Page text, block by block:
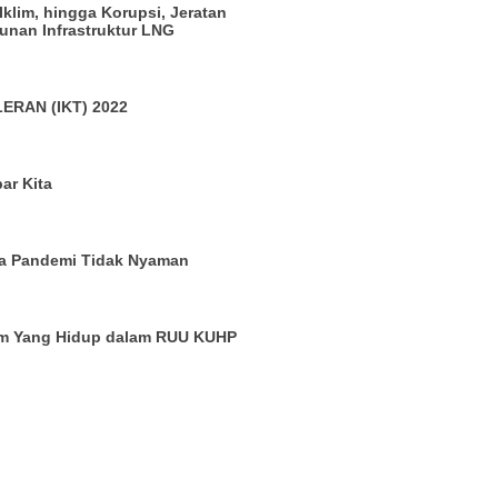
hingga Korupsi, Jeratan
Infrastruktur LNG
(IKT) 2022
Kita
Pandemi Tidak Nyaman
Yang Hidup dalam RUU KUHP